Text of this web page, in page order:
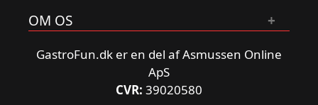
OM OS
GastroFun.dk er en del af Asmussen Online
ApS
CVR: 39020580